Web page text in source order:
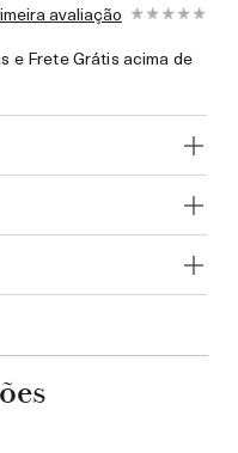
avaliação
e Frete Grátis acima de